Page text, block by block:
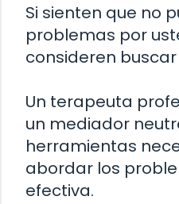
Si sienten que no
problemas por
consideren
Un terapeuta
un mediador
herramientas
abordar los
efectiva.